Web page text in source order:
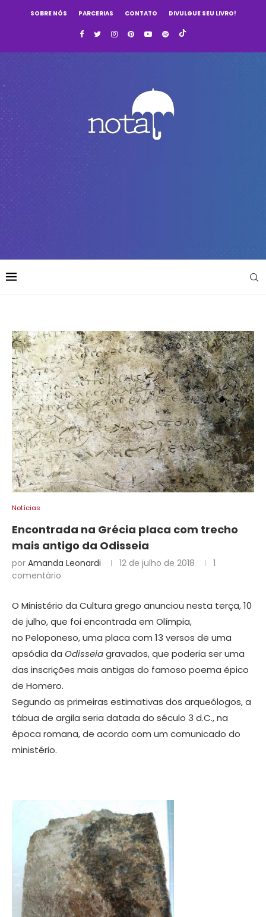
SOBRE NÓS PARCERIAS CONTATO DIVULGUE SEU LIVRO!
Notícias
Encontrada na Grécia placa com trecho
mais antigo da Odisseia
por Amanda Leonardi 12 de julho de 2018
1
comentário
O Ministério da Cultura grego anunciou nesta terça, 10
de julho, que foi encontrada em Olímpia,
no Peloponeso, uma placa com 13 versos de uma
apsódia da Odisseiagravados, que poderia ser uma
das inscrições mais antigas do famoso poema épico
de Homero.
Segundo as primeiras estimativas dos arqueólogos, a
tábua de argila seria datada do século 3 d.C., na
época romana, de acordo com um comunicado do
ministério.